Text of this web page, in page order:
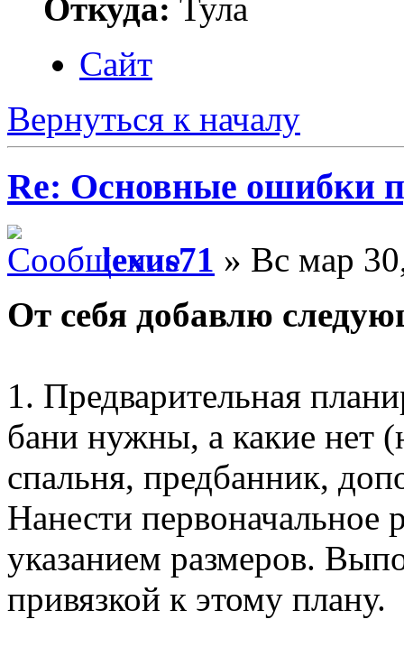
Откуда: Тула
Сайт
Вернуться к началу
Re: Основные ошибки
lexus71 » Вс мар
От себя добавлю
1. Предварительная
бани нужны, а какие нет
спальня, предбанник,
Нанести первоначальное
указанием размеров.
привязкой к этому плану.